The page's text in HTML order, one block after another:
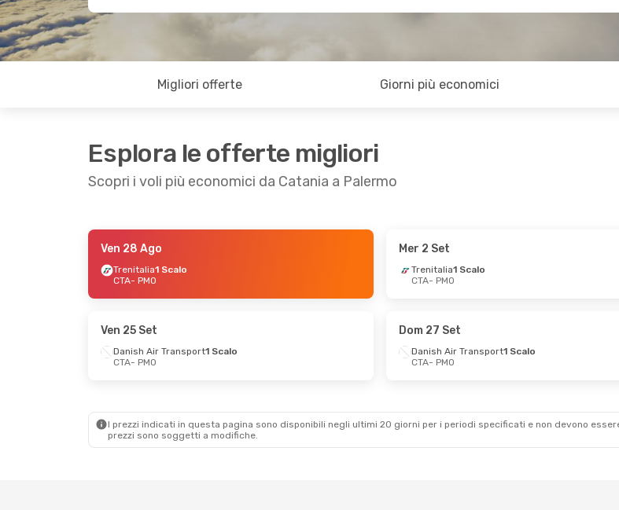
Migliori offerte Giorni più economici
Esplora le offerte migliori
Scopri i voli più economici da Catania a Palermo
- Ven 23 Ott
- Lun 21 Set
1 Scalo
Danish Air Transport
1 Scalo
Ven 28 Ago
Trenitalia1 Scalo
CTA- PMO
Mer 2 Set
Trenitalia1 Scalo
CTA- PMO
Ven 25 Set
Danish Air Transport1 Scalo
CTA- PMO
Dom 27 Set
Danish Air Transport1 Scalo
CTA- PMO
I prezzi indicati in questa pagina sono disponibili negli ultimi 20 giorni per i periodi specificati e non devono
prezzi sono soggetti a modifiche.